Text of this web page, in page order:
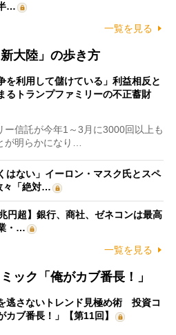
…
一覧を見る
大陸」の歩き方
を利用して儲けている」利益相反と
るトランプファミリーの不正蓄財
信託が今年1～3月に3000回以上も
が明らかになり…
はない」イーロン・マスク氏とスペ
々「絶対…
円超】銀行、商社、ゼネコンは最高
・…
一覧を見る
ック「俺がカブ番長！」
逃さないトレンド見極め術 投資コ
カブ番長！」【第11回】